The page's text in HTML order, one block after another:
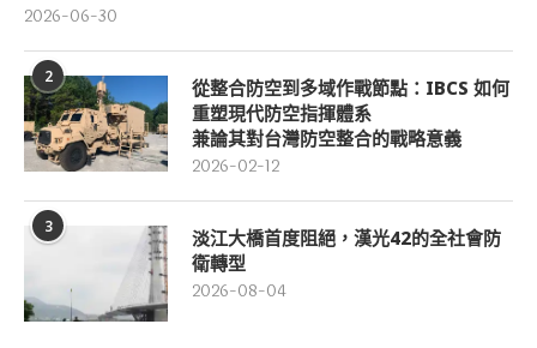
2026-06-30
2
從整合防空到多域作戰節點：IBCS 如何
重塑現代防空指揮體系
兼論其對台灣防空整合的戰略意義
2026-02-12
3
淡江大橋首度阻絕，漢光42的全社會防
衛轉型
2026-08-04